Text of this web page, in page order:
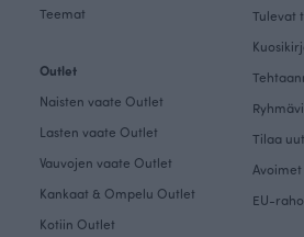
Teemat
Outlet
Naisten vaate Outlet
Lasten vaate Outlet
Vauvojen vaate Outlet
Kankaat & Ompelu Outlet
Kotiin Outlet
Tulevat
Tilaa
EU-